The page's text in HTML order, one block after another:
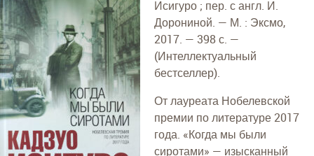
Исигуро ; пер. с англ. И.
Дорониной. — М. : Эксмо,
2017. — 398 с. —
(Интеллектуальный
бестселлер).
От лауреата Нобелевской
премии по литературе 2017
года. «Когда мы были
сиротами» — изысканный